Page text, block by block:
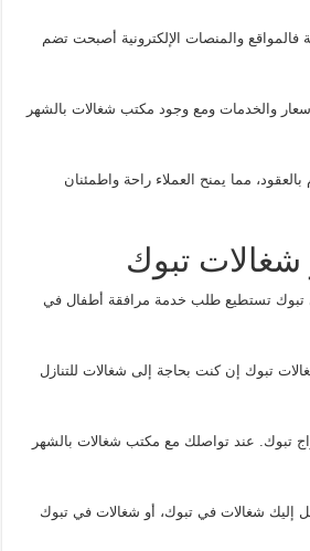
فالمواقع والمنصات الإلكترونية أصبحت تضم
والخدمات ومع وجود مكتب شغالات بالشهر
بالعقود، مما يمنح العملاء راحة واطمئنان
شغالات تبوك
تستطيع طلب خدمة مرافقة أطفال في
تبوك إن كنت بحاجة إلى شغالات للتنازل
تبوك. عند تواصلك مع مكتب شغالات بالشهر
إليك شغالات في تبوك، أو شغالات في تبوك